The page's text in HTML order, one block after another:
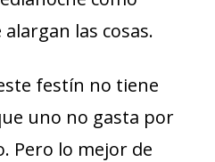
las cosas.
festín no tiene
uno no gasta por
Pero lo mejor de